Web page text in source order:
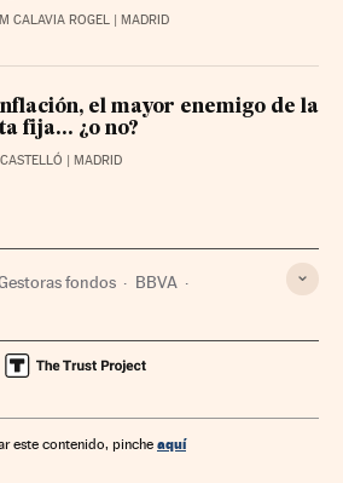
CALAVIA ROGEL | MADRID
el mayor enemigo de la
fija... ¿o no?
| MADRID
fondos BBVA
Mercados financieros
este contenido, pinche aquí